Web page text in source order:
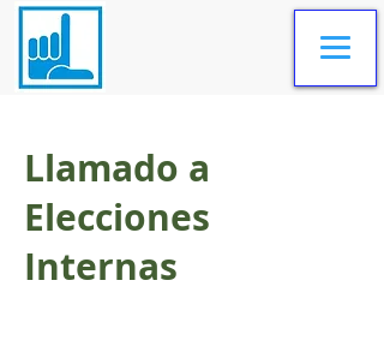
Llamado a
Elecciones
Internas